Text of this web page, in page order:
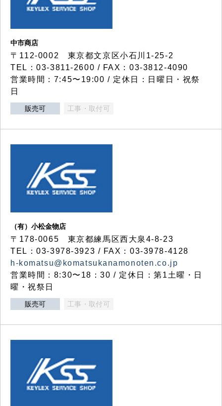
中市商店
〒112-0002 東京都文京区小石川1-25-2
TEL：03-3811-2600 / FAX：03-3812-4090
営業時間：7:45〜19:00 / 定休日：日曜日・祝祭
日
販売可 工事・取付可
（有）小松金物店
〒178-0065 東京都練馬区西大泉4-8-23
TEL：03-3978-3923 / FAX：03-3978-4128
h-komatsu@komatsukanamonoten.co.jp
営業時間：8:30〜18：30 / 定休日：第1土曜・日
曜・祝祭日
販売可 工事・取付可